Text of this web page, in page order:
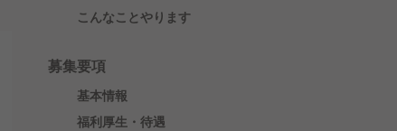
こんなことやります
募集要項
基本情報
福利厚生・待遇